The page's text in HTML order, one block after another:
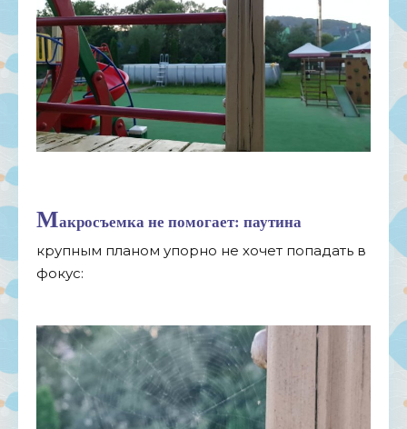
Макросъемка не помогает: паутина
крупным планом упорно не хочет попадать в
фокус: